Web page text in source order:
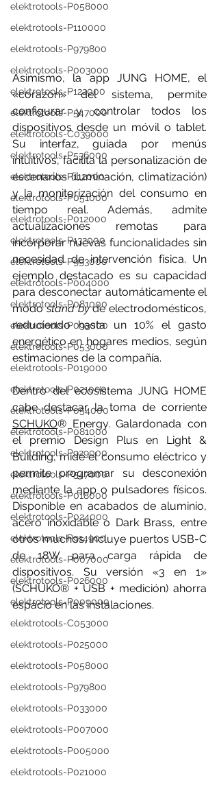
elektrotools-P058000
elektrotools-P110000
elektrotools-P979800
elektrotools-P003000
elektrotools-P122000
elektrotools-P547000
elektrotools-C039000
elektrotools-P536000
elektrotools-P112000
elektrotools-P051000
elektrotools-P012000
elektrotools-P132000
elektrotools-P993000
elektrotools-P004000
elektrotools-P081000
elektrotools-P093000
elektrotools-P053000
elektrotools-P019000
elektrotools-P021000
elektrotools-P054000
elektrotools-P081000
elektrotools-P929000
elektrotools-P547000
elektrotools-P018000
elektrotools-P024000
elektrotools-P914900
elektrotools-P007000
elektrotools-P026000
elektrotools-P009000
elektrotools-C053000
elektrotools-P025000
elektrotools-P058000
elektrotools-P979800
elektrotools-P033000
elektrotools-P007000
elektrotools-P005000
elektrotools-P021000
Asimismo, la app JUNG HOME, el
«corazón» del sistema, permite
configurar y controlar todos los
dispositivos desde un móvil o tablet.
Su interfaz, guiada por menús
intuitivos, facilita la personalización de
escenarios (iluminación, climatización)
y la monitorización del consumo en
tiempo real. Además, admite
actualizaciones remotas para
incorporar nuevas funcionalidades sin
necesidad de intervención física. Un
ejemplo destacado es su capacidad
para desconectar automáticamente el
modo stand by de electrodomésticos,
reduciendo hasta un 10% el gasto
energético en hogares medios, según
estimaciones de la compañía.
Dentro del ecosistema JUNG HOME
SCHUKO® Energy. Galardonada con
el premio Design Plus en Light &
Building, mide el consumo eléctrico y
permite programar su desconexión
mediante la app o pulsadores físicos.
Disponible en acabados de aluminio,
acero inoxidable o Dark Brass, entre
otros muchos, incluye puertos USB-C
de 18W para carga rápida de
dispositivos. Su versión «3 en 1»
(SCHUKO® + USB + medición) ahorra
espacio en las instalaciones.